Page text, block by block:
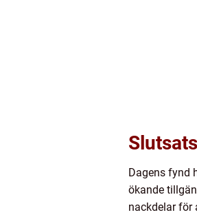
Dagens fynd
ökande
nackdelar för